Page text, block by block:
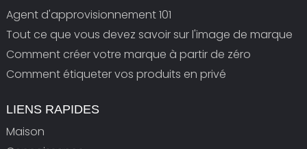
Agent d'approvisionnement 101
Tout ce que vous devez savoir sur l'image de marque
Comment créer votre marque à partir de zéro
Comment étiqueter vos produits en privé
LIENS RAPIDES
Maison